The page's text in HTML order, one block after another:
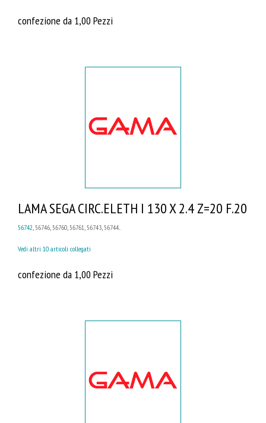
confezione da 1,00 Pezzi
LAMA SEGA CIRC.ELETH I 130 X 2.4 Z=20 F.20
56742, 56746, 56760, 56761, 56743, 56744...
Vedi altri 10 articoli collegati
confezione da 1,00 Pezzi